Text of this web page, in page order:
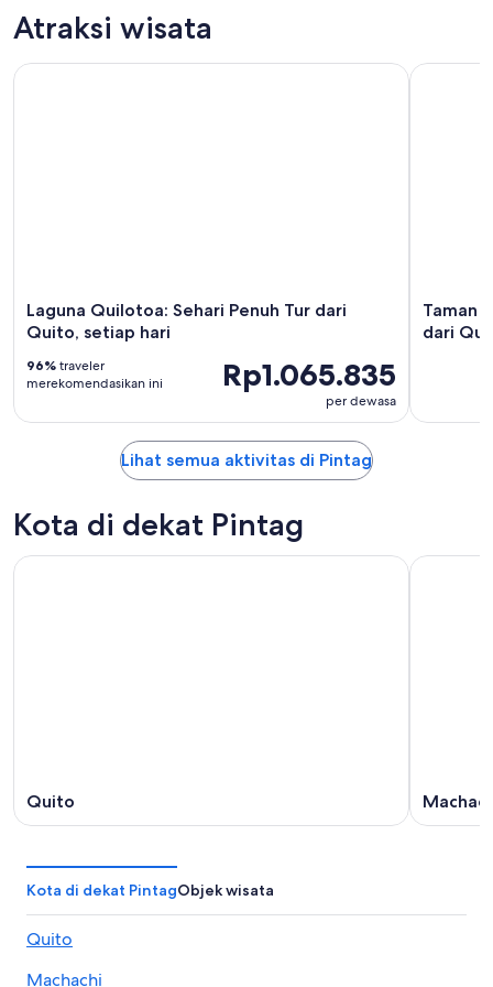
Atraksi wisata
Laguna Quilotoa: Sehari Penuh Tur dari
Quito, setiap hari
Rp1.065.835
per dewasa
96% traveler
merekomendasikan ini
Laguna Quilotoa: Sehari Penuh Tur dari Quito, setiap hari
Taman
dari
Taman
Lihat semua aktivitas di Pintag
Kota di dekat Pintag
Quito
Kota di dekat PintagObjek wisata
Quito
Machachi